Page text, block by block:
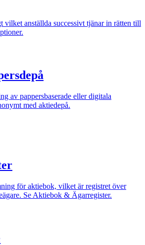
vilket anställda successivt tjänar in rätten till
av pappersbaserade eller digitala
med aktiedepå.
för aktiebok, vilket är registret över
Se Aktiebok & Ägarregister.